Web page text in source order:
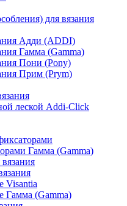
для вязания
Адди (ADDI)
Гамма (Gamma)
Пони (Pony)
Прим (Prym)
леской Addi-Click
Гамма (Gamma)
Visantia
Гамма (Gamma)